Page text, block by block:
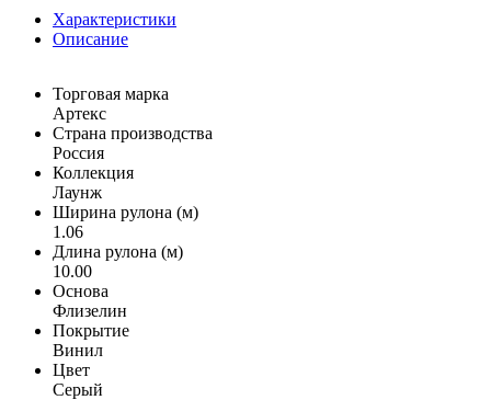
Характеристики
Описание
Торговая марка
Артекс
Страна производства
Россия
Коллекция
Лаунж
Ширина рулона (м)
1.06
Длина рулона (м)
10.00
Основа
Флизелин
Покрытие
Винил
Цвет
Серый